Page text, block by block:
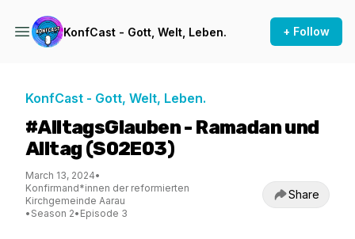
KonfCast - Gott, Welt, Leben. + Follow
KonfCast - Gott, Welt, Leben.
#AlltagsGlauben - Ramadan und
Alltag (S02E03)
March 13, 2024•
Konfirmand*innen der reformierten
Kirchgemeinde Aarau
• Season 2• Episode 3
Share